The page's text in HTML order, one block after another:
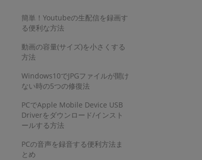
簡単！Youtubeの生配信を録画す
る便利な方法
動画の容量(サイズ)を小さくする
方法
Windows10でJPGファイルが開け
ない時の5つの修復法
PCでApple Mobile Device USB
Driverをダウンロード/インスト
ールする方法
PCの音声を録音する便利方法ま
とめ